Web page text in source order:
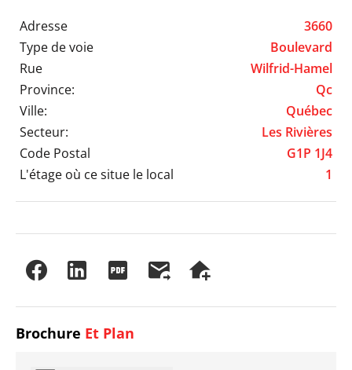
Adresse
3660
Type de voie
Boulevard
Rue
Wilfrid-Hamel
Province:
Qc
Ville:
Québec
Secteur:
Les Rivières
Code Postal
G1P 1J4
L'étage où ce situe le local
1
Brochure Et Plan